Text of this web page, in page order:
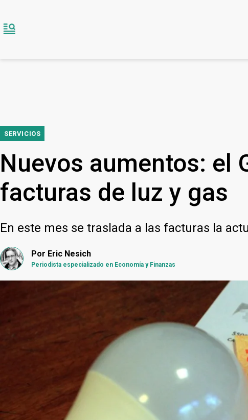
SERVICIOS
Nuevos aumentos: el
facturas de luz y gas
En este mes se traslada a las facturas la
Por Eric Nesich
Periodista especializado en Economía y Finanzas